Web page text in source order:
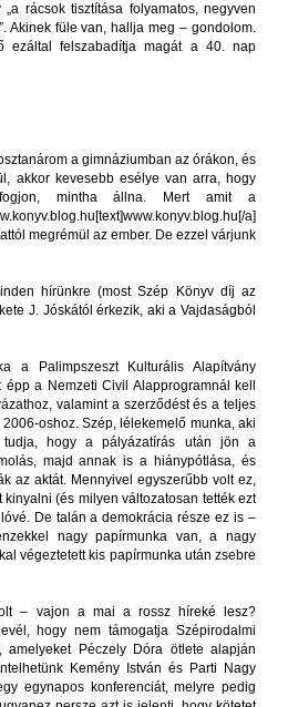
rácsok tisztítása folyamatos, negyven
Akinek füle van, hallja meg – gondolom.
ezáltal felszabadítja magát a 40. nap
a gimnáziumban az órákon, és
akkor kevesebb esélye van arra, hogy
fogjon, mintha állna. Mert amit a
a]
megrémül az ember. De ezzel várjunk
hírünkre (most Szép Könyv díj az
J. Jóskától érkezik, aki a Vajdaságból
a Palimpszeszt Kulturális Alapítvány
a Nemzeti Civil Alapprogramnál kell
valamint a szerződést és a teljes
oshoz. Szép, lélekemelő munka, aki
hogy a pályázatírás után jön a
majd annak is a hiánypótlása, és
az aktát. Mennyivel egyszerűbb volt ez,
(és milyen változatosan tették ezt
De talán a demokrácia része ez is –
nagy papírmunka van, a nagy
végeztetett kis papírmunka után zsebre
– vajon a mai a rossz híreké lesz?
hogy nem támogatja Szépirodalmi
amelyeket Péczely Dóra ötlete alapján
Kemény István és Parti Nagy
egynapos konferenciát, melyre pedig